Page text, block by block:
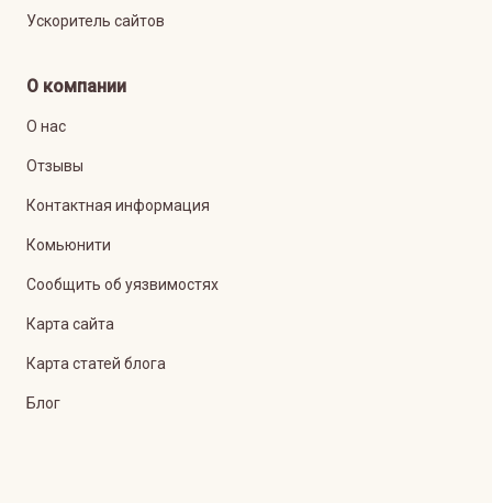
Ускоритель сайтов
О компании
О нас
Отзывы
Контактная информация
Комьюнити
Сообщить об уязвимостях
Карта сайта
Карта статей блога
Блог